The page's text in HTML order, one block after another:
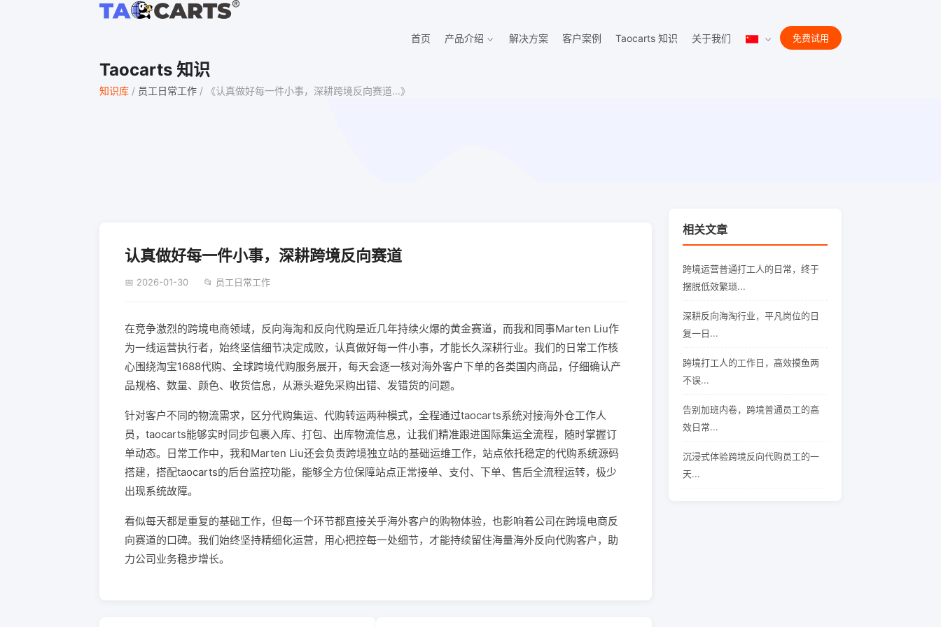
首页 产品介绍 解决方案 客户案例 Taocarts 知识 关于我们 免费试用
Taocarts 知识
知识库 / 员工日常工作 / 《认真做好每一件小事，深耕跨境反向赛道...》
认真做好每一件小事，深耕跨境反向赛道
📅 2026-01-30 📂 员工日常工作
在竞争激烈的跨境电商领域，反向海淘和反向代购是近几年持续火爆的黄金赛道，而我和同事Marten Liu作
为一线运营执行者，始终坚信细节决定成败，认真做好每一件小事，才能长久深耕行业。我们的日常工作核
心围绕淘宝1688代购、全球跨境代购服务展开，每天会逐一核对海外客户下单的各类国内商品，仔细确认产
品规格、数量、颜色、收货信息，从源头避免采购出错、发错货的问题。
针对客户不同的物流需求，区分代购集运、代购转运两种模式，全程通过taocarts系统对接海外仓工作人
员，taocarts能够实时同步包裹入库、打包、出库物流信息，让我们精准跟进国际集运全流程，随时掌握订
单动态。日常工作中，我和Marten Liu还会负责跨境独立站的基础运维工作，站点依托稳定的代购系统源码
搭建，搭配taocarts的后台监控功能，能够全方位保障站点正常接单、支付、下单、售后全流程运转，极少
出现系统故障。
看似每天都是重复的基础工作，但每一个环节都直接关乎海外客户的购物体验，也影响着公司在跨境电商反
向赛道的口碑。我们始终坚持精细化运营，用心把控每一处细节，才能持续留住海量海外反向代购客户，助
力公司业务稳步增长。
相关文章
跨境运营普通打工人的日常，终于
摆脱低效繁琐...
深耕反向海淘行业，平凡岗位的日
复一日...
跨境打工人的工作日，高效摸鱼两
不误...
告别加班内卷，跨境普通员工的高
效日常...
沉浸式体验跨境反向代购员工的一
天...